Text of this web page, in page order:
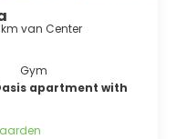
km van Center
Gym
apartment with